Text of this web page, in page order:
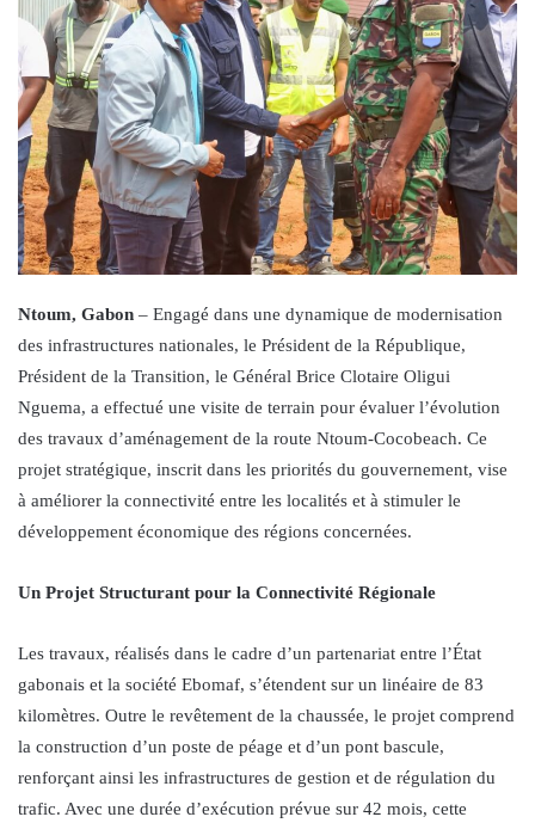
Ntoum, Gabon – Engagé dans une dynamique de modernisation
des infrastructures nationales, le Président de la République,
Président de la Transition, le Général Brice Clotaire Oligui
Nguema, a effectué une visite de terrain pour évaluer l’évolution
des travaux d’aménagement de la route Ntoum-Cocobeach. Ce
projet stratégique, inscrit dans les priorités du gouvernement, vise
à améliorer la connectivité entre les localités et à stimuler le
développement économique des régions concernées.
Un Projet Structurant pour la Connectivité Régionale
Les travaux, réalisés dans le cadre d’un partenariat entre l’État
gabonais et la société Ebomaf, s’étendent sur un linéaire de 83
kilomètres. Outre le revêtement de la chaussée, le projet comprend
la construction d’un poste de péage et d’un pont bascule,
renforçant ainsi les infrastructures de gestion et de régulation du
trafic. Avec une durée d’exécution prévue sur 42 mois, cette